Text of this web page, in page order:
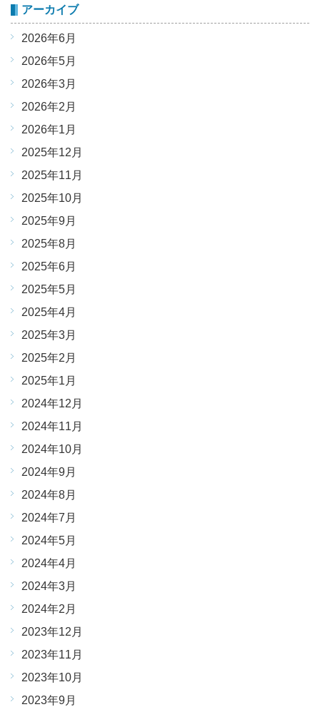
アーカイブ
2026年6月
2026年5月
2026年3月
2026年2月
2026年1月
2025年12月
2025年11月
2025年10月
2025年9月
2025年8月
2025年6月
2025年5月
2025年4月
2025年3月
2025年2月
2025年1月
2024年12月
2024年11月
2024年10月
2024年9月
2024年8月
2024年7月
2024年5月
2024年4月
2024年3月
2024年2月
2023年12月
2023年11月
2023年10月
2023年9月